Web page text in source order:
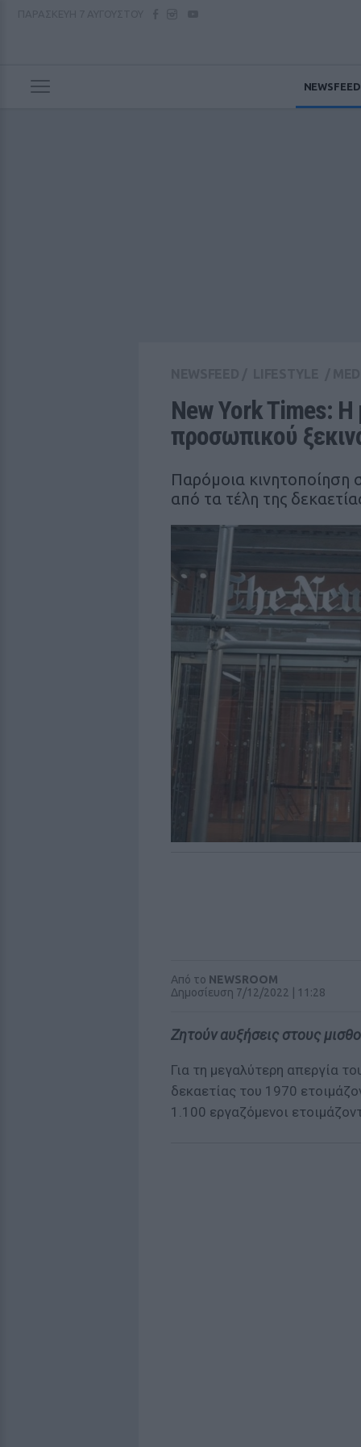
NEWSFEED
New York Times: Η
προσωπικού
Παρόμοια κινητοποίηση
από τα τέλη της
Από το NEWSROOM
Δημοσίευση 7/12/2022 | 11:28
Ζητούν αυξήσεις στους
Για τη μεγαλύτερη απεργία
δεκαετίας του 1970
1.100 εργαζόμενοι